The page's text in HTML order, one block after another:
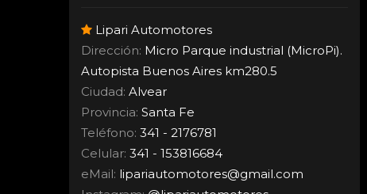
Lipari Automotores
Dirección: Micro Parque industrial (MicroPi).
Autopista Buenos Aires km280.5
Ciudad: Alvear
Provincia: Santa Fe
Teléfono: 341 - 2176781
Celular: 341 - 153816684
eMail: lipariautomotores@gmail.com